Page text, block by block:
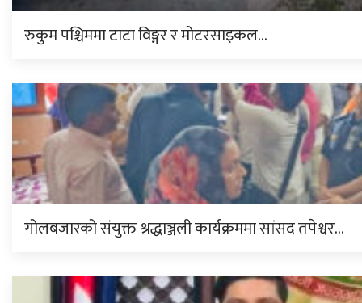
रुकुम पश्चिममा टाटा विङ्गर र मोटरसाइकल…
गोलबजारको संयुक्त श्रद्धाञ्जली कार्यक्रममा सांसद तपेश्वर…